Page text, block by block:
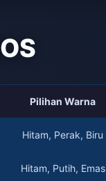
Pilihan Warna
Hitam, Perak, Biru
Hitam, Putih, Emas